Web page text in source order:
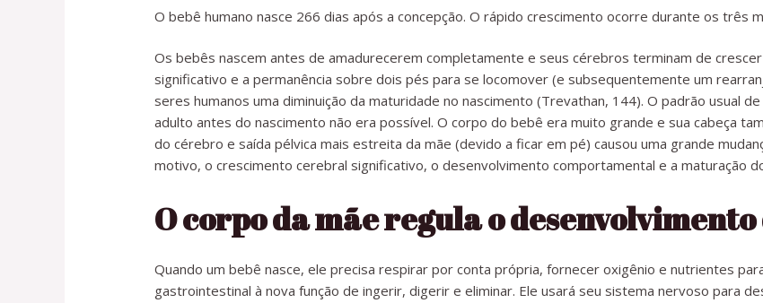
O bebê humano nasce 266 dias após a concepção. O rápido crescimento ocorre durante os três
Os bebês nascem antes de amadurecerem completamente e seus cérebros terminam de
significativo e a permanência sobre dois pés para se locomover (e subsequentemente um
seres humanos uma diminuição da maturidade no nascimento (Trevathan, 144). O padrão usual
adulto antes do nascimento não era possível. O corpo do bebê era muito grande e sua cabeça
do cérebro e saída pélvica mais estreita da mãe (devido a ficar em pé) causou uma grande
motivo, o crescimento cerebral significativo, o desenvolvimento comportamental e a maturação
O corpo da mãe regula o
Quando um bebê nasce, ele precisa respirar por conta própria, fornecer oxigênio e nutrientes
gastrointestinal à nova função de ingerir, digerir e eliminar. Ele usará seu sistema nervoso para